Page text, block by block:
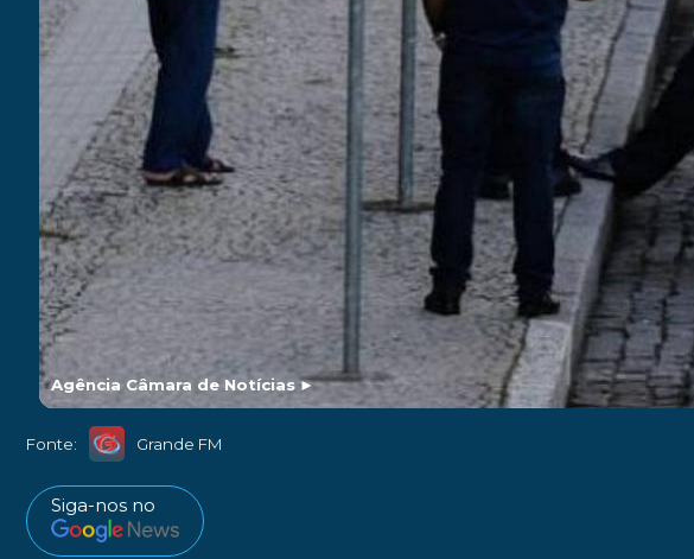
Agência Câmara de Notícias►
Fonte: Grande FM
Siga-nos no